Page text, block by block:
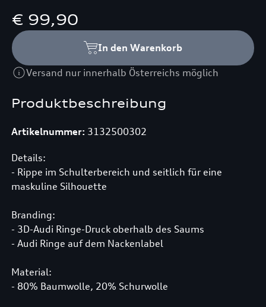
Produktbeschreibung
Artikelnummer: 3132500302
Details:
- Rippe im Schulterbereich und seitlich für eine
maskuline Silhouette
Branding:
- 3D-Audi Ringe-Druck oberhalb des Saums
- Audi Ringe auf dem Nackenlabel
Material:
- 80% Baumwolle, 20% Schurwolle
€ 99,90
In den Warenkorb
Versand nur innerhalb Österreichs möglich